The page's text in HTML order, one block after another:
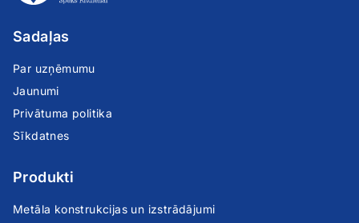
Sadaļas
Par uzņēmumu
Jaunumi
Privātuma politika
Sīkdatnes
Produkti
Metāla konstrukcijas un izstrādājumi